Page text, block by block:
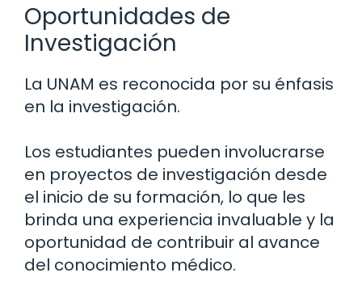
Oportunidades de
Investigación
La UNAM es reconocida por su énfasis
en la investigación.
Los estudiantes pueden involucrarse
en proyectos de investigación desde
el inicio de su formación, lo que les
brinda una experiencia invaluable y la
oportunidad de contribuir al avance
del conocimiento médico.